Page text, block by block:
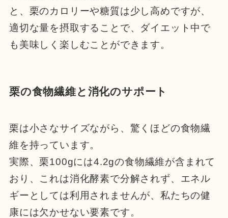
と、栗のカロリーや糖質は少し高めですが、
適切な量を摂取することで、ダイエット中で
も美味しく楽しむことができます。
栗の食物繊維と消化のサポート
栗は小さなサイズながら、驚くほどの食物繊
維を持っています。
実際、栗100gには4.2gの食物繊維が含まれて
おり、これは消化酵素で分解されず、エネル
ギーとしては利用されませんが、私たちの健
康には欠かせない要素です。